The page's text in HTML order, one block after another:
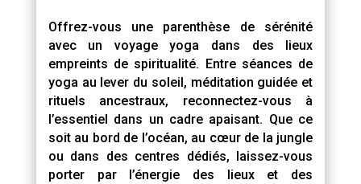
Offrez-vous une parenthèse de sérénité
avec un voyage yoga dans des lieux
empreints de spiritualité. Entre séances de
yoga au lever du soleil, méditation guidée et
rituels ancestraux, reconnectez-vous à
l’essentiel dans un cadre apaisant. Que ce
soit au bord de l’océan, au cœur de la jungle
ou dans des centres dédiés, laissez-vous
porter par l’énergie des lieux et des